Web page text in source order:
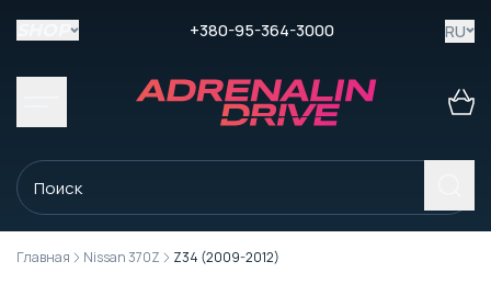
+380-95-364-3000 RU
Главная Nissan 370Z Z34 (2009-2012)